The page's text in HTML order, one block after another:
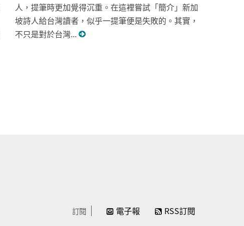
人，提筆時更加覺得沉重。在這裡嘗試「簡介」新加
坡詩人給台灣讀者，似乎一提筆便是失敗的。其實，
不只是對於台灣...
訂閱 電子報
RSS訂閱